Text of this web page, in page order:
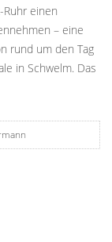
Ruhr einen
– eine
rund um den Tag
in Schwelm. Das